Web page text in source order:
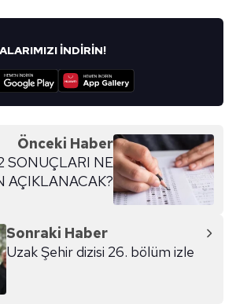
İNDİRİN!
Önceki Haber
SONUÇLARI NE
AÇIKLANACAK?
Sonraki Haber
Uzak Şehir dizisi 26. bölüm izle